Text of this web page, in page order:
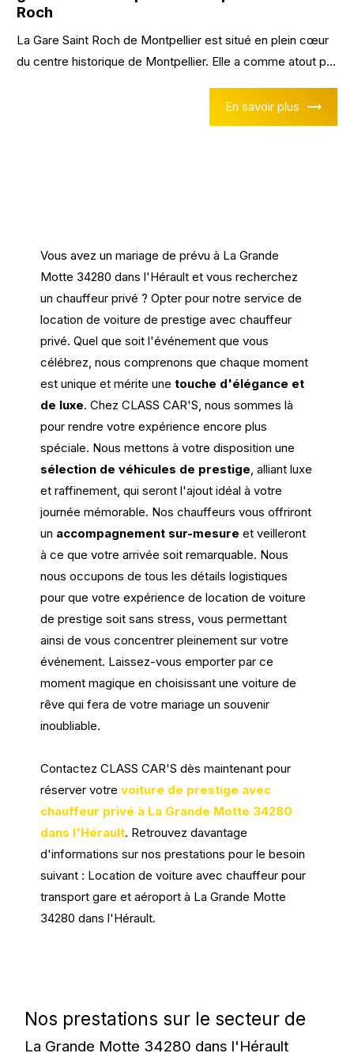
Roch
La Gare Saint Roch de Montpellier est situé en plein cœur
du centre historique de Montpellier. Elle a comme atout p...
En savoir plus
Vous avez un mariage de prévu à La Grande
Motte 34280 dans l'Hérault et vous recherchez
un chauffeur privé ? Opter pour notre service de
location de voiture de prestige avec chauffeur
privé. Quel que soit l'événement que vous
célébrez, nous comprenons que chaque moment
est unique et mérite unetouche d'élégance et
de luxe. Chez CLASS CAR'S, nous sommes là
pour rendre votre expérience encore plus
spéciale. Nous mettons à votre disposition une
sélection de véhicules de prestige, alliant luxe
et raffinement, qui seront l'ajout idéal à votre
journée mémorable. Nos chauffeurs vous offriront
un accompagnement sur-mesure et veilleront
à ce que votre arrivée soit remarquable. Nous
nous occupons de tous les détails logistiques
pour que votre expérience de location de voiture
de prestige soit sans stress, vous permettant
ainsi de vous concentrer pleinement sur votre
événement. Laissez-vous emporter par ce
moment magique en choisissant une voiture de
rêve qui fera de votre mariage un souvenir
inoubliable.
Contactez CLASS CAR'S dès maintenant pour
réserver votrevoiture de prestige avec
chauffeur privé à La Grande Motte 34280
dans l'Hérault. Retrouvez davantage
d'informations sur nos prestations pour le besoin
suivant : Location de voiture avec chauffeur pour
transport gare et aéroport à La Grande Motte
34280 dans l'Hérault.
Nos prestations sur le secteur de
La Grande Motte 34280 dans l'Hérault